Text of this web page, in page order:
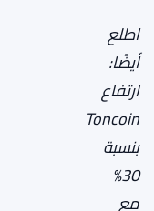
اطلع
أيضًا:
ارتفاع
Toncoin
بنسبة
30%
مع